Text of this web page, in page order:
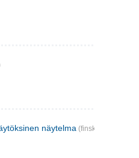
näytelma (finsk)